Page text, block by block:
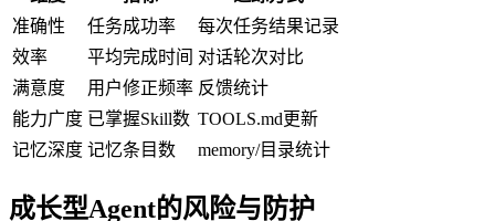
准确性
任务成功率
每次任务结果记录
效率
平均完成时间 对话轮次对比
满意度
用户修正频率 反馈统计
能力广度 已掌握Skill数 TOOLS.md更新
记忆深度 记忆条目数 memory/目录统计
成长型Agent的风险与防护